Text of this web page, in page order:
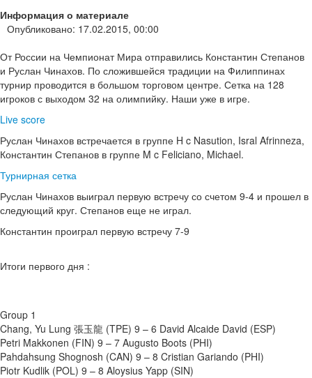
Информация о материале
Опубликовано: 17.02.2015, 00:00
От России на Чемпионат Мира отправились Константин Степанов
и Руслан Чинахов. По сложившейся традиции на Филиппинах
турнир проводится в большом торговом центре. Сетка на 128
игроков с выходом 32 на олимпийку. Наши уже в игре.
Live score
Руслан Чинахов встречается в группе H c Nasution, Isral Afrinneza,
Константин Степанов в группе M c Feliciano, Michael.
Турнирная сетка
Руслан Чинахов выиграл первую встречу со счетом 9-4 и прошел в
следующий круг. Степанов еще не играл.
Константин проиграл первую встречу 7-9
Итоги первого дня :
Group 1
Chang, Yu Lung 張玉龍 (TPE) 9 – 6 David Alcaide David (ESP)
Petri Makkonen (FIN) 9 – 7 Augusto Boots (PHI)
Pahdahsung Shognosh (CAN) 9 – 8 Cristian Gariando (PHI)
Piotr Kudlik (POL) 9 – 8 Aloysius Yapp (SIN)